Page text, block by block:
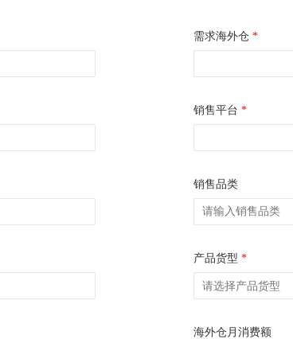
需求海外仓 *
销售平台 *
销售品类
产品货型 *
海外仓月消费额